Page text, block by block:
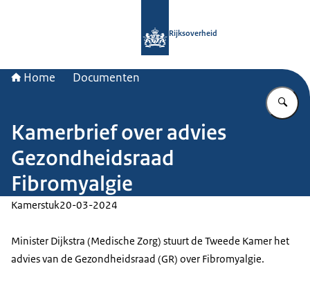
Rijksoverheid
Home Documenten
Kamerbrief over advies
Gezondheidsraad
Fibromyalgie
Kamerstuk20-03-2024
Minister Dijkstra (Medische Zorg) stuurt de Tweede Kamer het
advies van de Gezondheidsraad (GR) over Fibromyalgie.